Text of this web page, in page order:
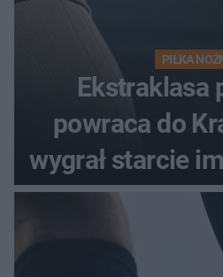
PIŁKA
Ekstraklasa
powraca do
wygrał starcie
pełnym